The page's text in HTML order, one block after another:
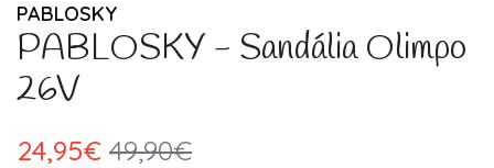
PABLOSKY
PABLOSKY - Sandália Olimpo
26V
24,95€ 49,90€